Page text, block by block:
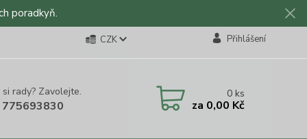
poradkyň.
CZK Přihlášení
rady? Zavolejte. 0ks
za 0,00 Kč